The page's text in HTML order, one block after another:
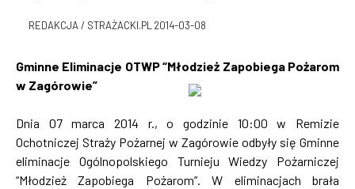
REDAKCJA / STRAŻACKI.PL 2014-03-08
Gminne Eliminacje OTWP “Młodzież Zapobiega Pożarom
w Zagórowie”
Dnia 07 marca 2014 r., o godzinie 10:00 w Remizie
Ochotniczej Straży Pożarnej w Zagórowie odbyły się Gminne
eliminacje Ogólnopolskiego Turnieju Wiedzy Pożarniczej
“Młodzież Zapobiega Pożarom”. W eliminacjach brała